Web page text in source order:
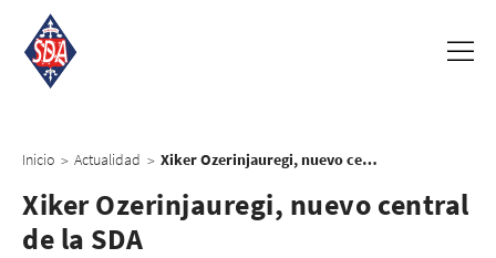
Inicio > Actualidad > Xiker Ozerinjauregi, nuevo central de la SDA
Xiker Ozerinjauregi, nuevo central
de la SDA